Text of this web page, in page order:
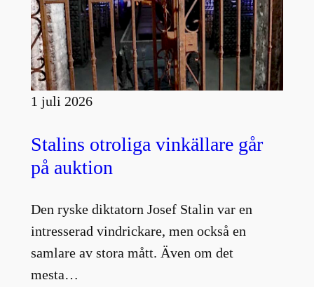
1 juli 2026
Stalins otroliga vinkällare går
på auktion
Den ryske diktatorn Josef Stalin var en
intresserad vindrickare, men också en
samlare av stora mått. Även om det
mesta…